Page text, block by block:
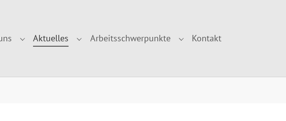
Submenu for "Über uns"
Aktuelles Submenu for "Aktuelles"
Arbeitsschwerpunkte Submenu for
Kontakt